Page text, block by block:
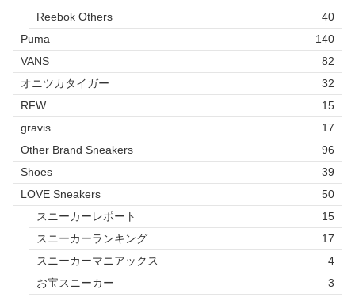
Reebok Others
40
Puma
140
VANS
82
オニツカタイガー
32
RFW
15
gravis
17
Other Brand Sneakers
96
Shoes
39
LOVE Sneakers
50
スニーカーレポート
15
スニーカーランキング
17
スニーカーマニアックス
4
お宝スニーカー
3